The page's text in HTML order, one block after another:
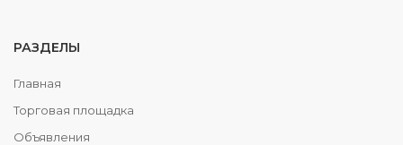
РАЗДЕЛЫ
Главная
Торговая площадка
Объявления